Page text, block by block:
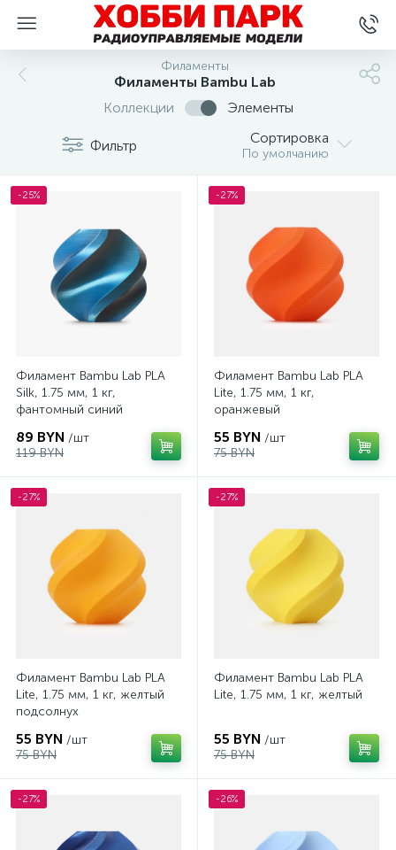
Филаменты
Филаменты Bambu Lab
Коллекции
Элементы
Фильтр Сортировка
По умолчанию
-25%
Филамент Bambu Lab PLA
Silk, 1.75 мм, 1 кг,
фантомный синий
89 BYN /шт
119 BYN
-27%
Филамент Bambu Lab PLA
Lite, 1.75 мм, 1 кг,
оранжевый
55 BYN /шт
75 BYN
-27%
Филамент Bambu Lab PLA
Lite, 1.75 мм, 1 кг, желтый
подсолнух
55 BYN /шт
75 BYN
-27%
Филамент Bambu Lab PLA
Lite, 1.75 мм, 1 кг, желтый
55 BYN /шт
75 BYN
-27% -26%